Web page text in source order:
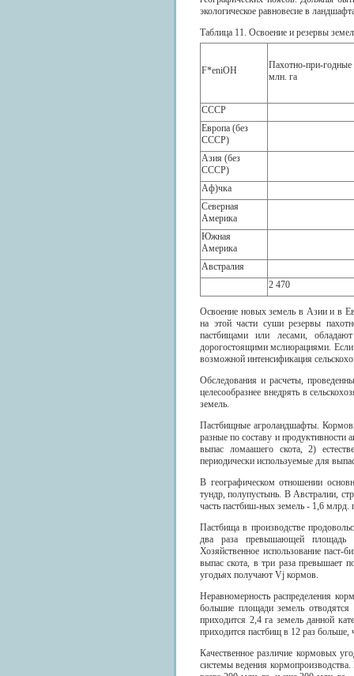
экологическое равновесие в
Таблица 11. Освоение и резервы
F*eniOH
Пахотно-при-годные
млн. га
СССР
Европа (без
СССР)
Азия (без
СССР)
Аф)чка
Северная
Америка
Южная
Америка
Австралия
2 470
Освоение новых земель в Азии и в
на этой части суши резервы
пастбищами или лесами,
дорогостоящими мслиорациями. Если
возможной интенсификация
Обследования и расчеты,
целесообразнее внедрять в
земель.
Пастбищные агроландшафты.
разные по составу и
выпас ломаашего скота, 2)
периодически используемые для
В географическом отношении
тундр, полупустынь. В Австралии,
часть пастбиш-ных земель - 1,6 млрд.
Пастбища в производстве
два раза превышающей площадь
Хозяйственное использование
выпас скота, в три раза превышает
угодьях получают Vj кормов.
Неравномерность распределения
большие площади земель
приходится 2,4 га земель данной
приходится пастбищ в 12 раз
Качественное различие кормовых
системы ведения